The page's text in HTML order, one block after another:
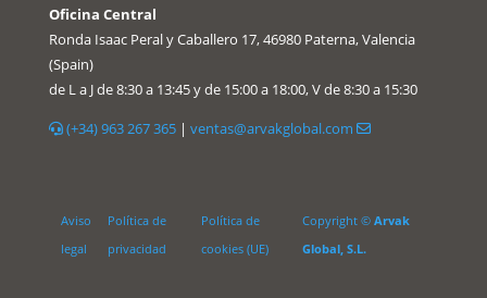
Oficina Central
Ronda Isaac Peral y Caballero 17, 46980 Paterna, Valencia
(Spain)
de L a J de 8:30 a 13:45 y de 15:00 a 18:00, V de 8:30 a 15:30
(+34) 963 267 365| ventas@arvakglobal.com
Aviso
legal
Política de
privacidad
Política de
cookies (UE)
Copyright © Arvak
Global, S.L.